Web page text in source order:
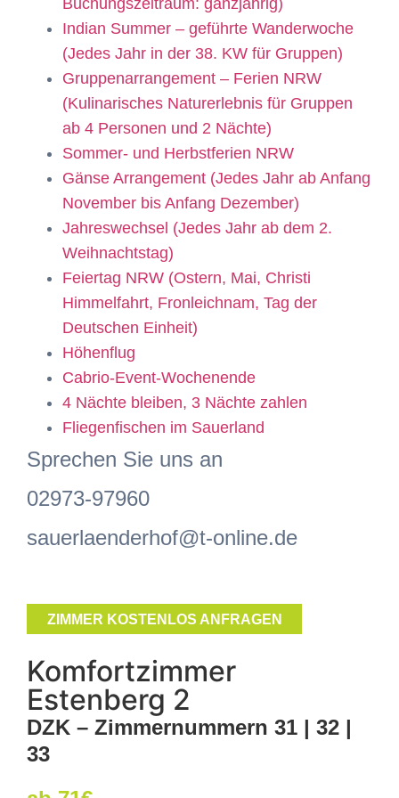
Indian Summer – geführte Wanderwoche
(Jedes Jahr in der 38. KW für Gruppen)
Gruppenarrangement – Ferien NRW
(Kulinarisches Naturerlebnis für Gruppen
ab 4 Personen und 2 Nächte)
Sommer- und Herbstferien NRW
Gänse Arrangement (Jedes Jahr ab Anfang
November bis Anfang Dezember)
Jahreswechsel (Jedes Jahr ab dem 2.
Weihnachtstag)
Feiertag NRW (Ostern, Mai, Christi
Himmelfahrt, Fronleichnam, Tag der
Deutschen Einheit)
Höhenflug
Cabrio-Event-Wochenende
4 Nächte bleiben, 3 Nächte zahlen
Fliegenfischen im Sauerland
Sprechen Sie uns an
02973-97960
sauerlaenderhof@t-online.de
ZIMMER KOSTENLOS ANFRAGEN
Komfortzimmer
Estenberg 2
DZK – Zimmernummern 31 | 32 |
33